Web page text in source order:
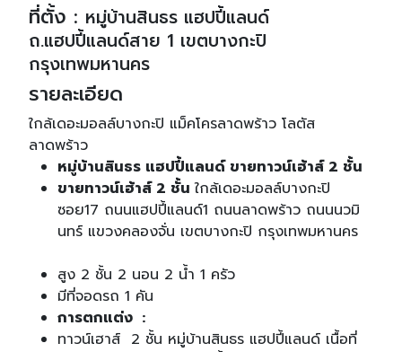
ที่ตั้ง : หมู่บ้านสินธร แฮปปี้แลนด์
ถ.แฮปปี้แลนด์สาย 1 เขตบางกะปิ
กรุงเทพมหานคร
รายละเอียด
ใกล้เดอะมอลล์บางกะปิ แม็คโครลาดพร้าว โลตัส
ลาดพร้าว
หมู่บ้านสินธร แฮปปี้แลนด์ ขายทาวน์เฮ้าส์ 2 ชั้น
ขายทาวน์เฮ้าส์ 2 ชั้นใกล้เดอะมอลล์บางกะปิ
ซอย17 ถนนแฮปปี้แลนด์1 ถนนลาดพร้าว ถนนนวมิ
นทร์ แขวงคลองจั่น เขตบางกะปิ กรุงเทพมหานคร
สูง 2 ชั้น 2 นอน 2 น้ำ 1 ครัว
มีที่จอดรถ 1 คัน
การตกแต่ง :
ทาวน์เฮาส์ 2 ชั้น หมู่บ้านสินธร แฮปปี้แลนด์ เนื้อที่